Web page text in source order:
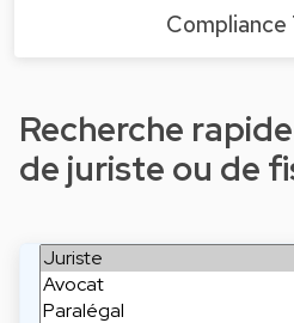
Compliance
Recherche
de juriste ou de